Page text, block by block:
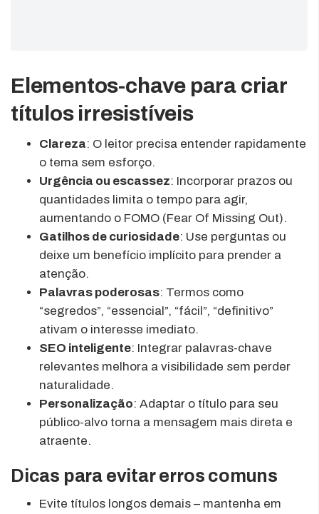
Elementos-chave para criar
títulos irresistíveis
Clareza: O leitor precisa entender rapidamente
o tema sem esforço.
Urgência ou escassez: Incorporar prazos ou
quantidades limita o tempo para agir,
aumentando o FOMO (Fear Of Missing Out).
Gatilhos de curiosidade: Use perguntas ou
deixe um benefício implícito para prender a
atenção.
Palavras poderosas: Termos como
“segredos”, “essencial”, “fácil”, “definitivo”
ativam o interesse imediato.
SEO inteligente: Integrar palavras-chave
relevantes melhora a visibilidade sem perder
naturalidade.
Personalização: Adaptar o título para seu
público-alvo torna a mensagem mais direta e
atraente.
Dicas para evitar erros comuns
Evite títulos longos demais – mantenha em